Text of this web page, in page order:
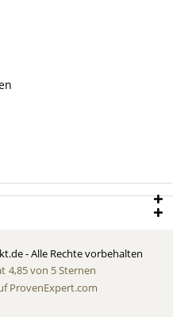
- Alle Rechte vorbehalten
4,85von 5Sternen
ProvenExpert.com